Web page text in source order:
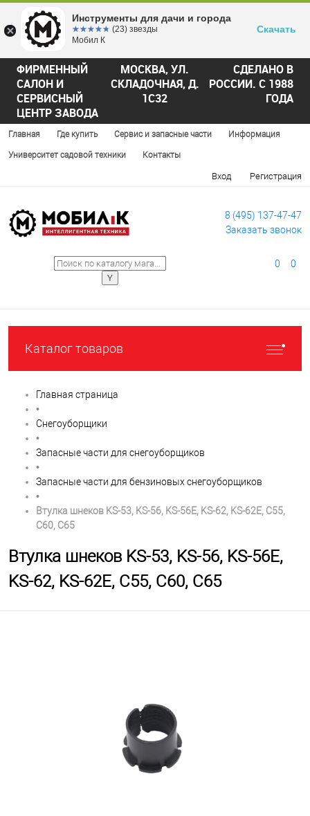
ФИРМЕННЫЙ
САЛОН И
СЕРВИСНЫЙ
ЦЕНТР ЗАВОДА
МОСКВА, УЛ.
СКЛАДОЧНАЯ, Д.
1С32
СДЕЛАНО В
РОССИИ. С 1988
ГОДА
Главная Где купить Сервис и запасные части Информация
Университет садовой техники Контакты
Вход Регистрация
8 (495) 137-47-47
Заказать звонок
0 0
Каталог товаров
Главная страница
•
Снегоуборщики
•
Запасные части для снегоуборщиков
•
Запасные части для бензиновых снегоуборщиков
•
Втулка шнеков KS-53, KS-56, KS-56E, KS-62, KS-62E, C55,
C60, C65
Втулка шнеков KS-53, KS-56, KS-56E,
KS-62, KS-62E, C55, C60, C65
Инструменты для дачи и города
☆☆☆☆☆
★★★★★ (23) звезды
Мобил К
Скачать